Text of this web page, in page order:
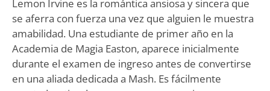
Lemon Irvine es la romántica ansiosa y sincera que
se aferra con fuerza una vez que alguien le muestra
amabilidad. Una estudiante de primer año en la
Academia de Magia Easton, aparece inicialmente
durante el examen de ingreso antes de convertirse
en una aliada dedicada a Mash. Es fácilmente